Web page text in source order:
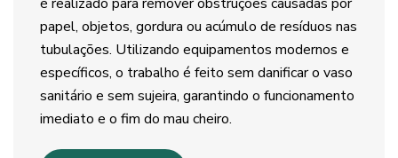
papel, objetos, gordura ou acúmulo de resíduos nas
tubulações. Utilizando equipamentos modernos e
específicos, o trabalho é feito sem danificar o vaso
sanitário e sem sujeira, garantindo o funcionamento
imediato e o fim do mau cheiro.